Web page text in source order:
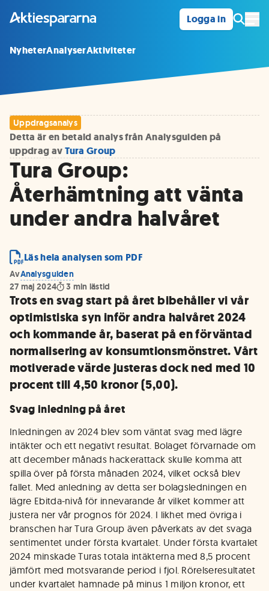
Logga in
NyheterAnalyserAktiviteter
Uppdragsanalys
Detta är en betald analys från Analysguiden på
uppdrag avTura Group
Tura Group:
Återhämtning att vänta
under andra halvåret
Läs hela analysen som PDF
AvAnalysguiden
27 maj 2024
3 min lästid
Trots en svag start på året bibehåller vi vår
optimistiska syn inför andra halvåret 2024
och kommande år, baserat på en förväntad
normalisering av konsumtionsmönstret. Vårt
motiverade värde justeras dock ned med 10
procent till 4,50 kronor (5,00).
Svag inledning på året
Inledningen av 2024 blev som väntat svag med lägre
intäkter och ett negativt resultat. Bolaget förvarnade om
att december månads hackerattack skulle komma att
spilla över på första månaden 2024, vilket också blev
fallet. Med anledning av detta ser bolagsledningen en
lägre Ebitda-nivå för innevarande år vilket kommer att
justera ner vår prognos för 2024. I likhet med övriga i
branschen har Tura Group även påverkats av det svaga
sentimentet under första kvartalet. Under första kvartalet
2024 minskade Turas totala intäkterna med 8,5 procent
jämfört med motsvarande period i fjol. Rörelseresultatet
under kvartalet hamnade på minus 1 miljon kronor, ett